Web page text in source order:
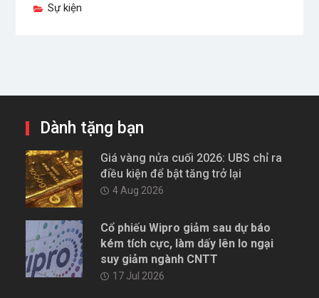
Sự kiện
Dành tặng bạn
Giá vàng nửa cuối 2026: UBS chỉ ra
điều kiện để bật tăng trở lại
4 Aug 2026
Cổ phiếu Wipro giảm sau dự báo
kém tích cực, làm dấy lên lo ngại
suy giảm ngành CNTT
17 Jul 2026